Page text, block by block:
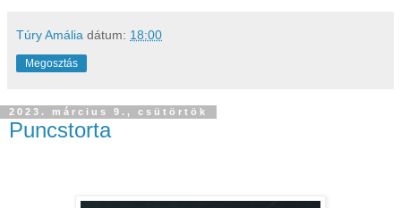
Túry Amália dátum: 18:00
Megosztás
2023. március 9., csütörtök
Puncstorta